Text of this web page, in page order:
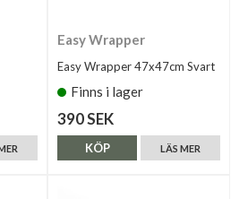
Easy Wrapper
Easy Wrapper 47x47cm Svart
Finns i lager
390 SEK
LÄS MER
KÖP